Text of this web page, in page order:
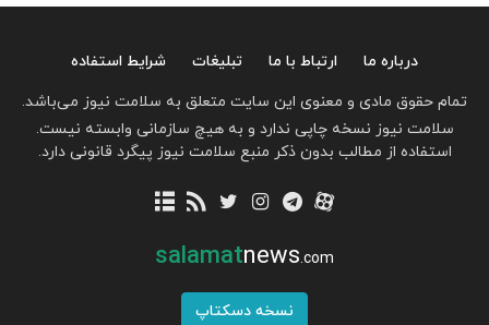
درباره ما ارتباط با ما تبلیغات
شرایط استفاده
تمام حقوق مادی و معنوی این سایت متعلق به سلامت نیوز می‌باشد.
سلامت نیوز نسخه چاپی ندارد و به هیچ سازمانی وابسته نیست.
استفاده از مطالب بدون ذکر منبع سلامت نیوز پیگرد قانونی دارد.
salamatnews.com
نسخه دسکتاپ